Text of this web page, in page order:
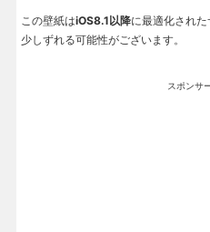
この壁紙はiOS8.1以降に最適化され
少しずれる可能性がございます。
スポンサ